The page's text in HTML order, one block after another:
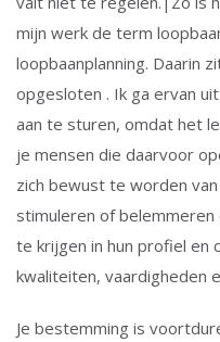
mijn werk de term
loopbaanplanning. Daarin
opgesloten . Ik ga ervan
aan te sturen, omdat het
je mensen die daarvoor
zich bewust te worden
stimuleren of
te krijgen in hun profiel en
kwaliteiten, vaardigheden
Je bestemming is